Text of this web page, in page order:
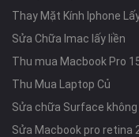
Thay Mặt Kính Iphone
Sửa Chữa Imac lấy liền
Thu mua Macbook Pro
Thu Mua Laptop Củ
Sửa chữa Surface
Sửa Macbook pro retina